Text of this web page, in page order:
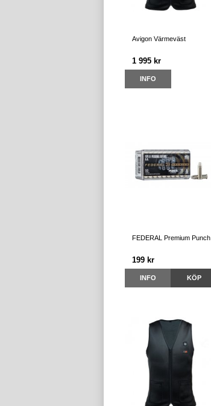
Avigon Värmeväst
1 995 kr
INFO
FEDERAL Premium Punch
199 kr
INFO KÖP